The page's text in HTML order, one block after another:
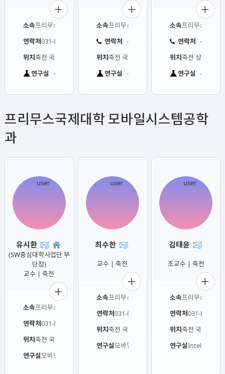
소속프리무스국제대학 국제경영학과
연락처031-8005-3383
위치죽전 국제관 606호
연구실 -
소속프리무스국제대학 국제경영학과
연락처 -
위치죽전 국제관 612호
연구실 -
소속프리무스국제
연락처 -
위치죽전 상경관
연구실 -
프리무스국제대학 모바일시스템공학
과
유시환
(SW중심대학사업단 부
단장)
교수 | 죽전
소속프리무스국제대학 모바일시스템공학과
연락처031-8005-3240
위치죽전 국제관 615호
연구실모바일운영체제 연구실
최수한
교수 | 죽전
소속프리무스국제대학 모바일시스템공학과
연락처031-8005-3243
위치죽전 국제관 601호
연구실모바일ICT융합연구실
김태윤
조교수 | 죽전
소속프리무스국제
연락처031-8005-
위치죽전 국제관
연구실Intelligent